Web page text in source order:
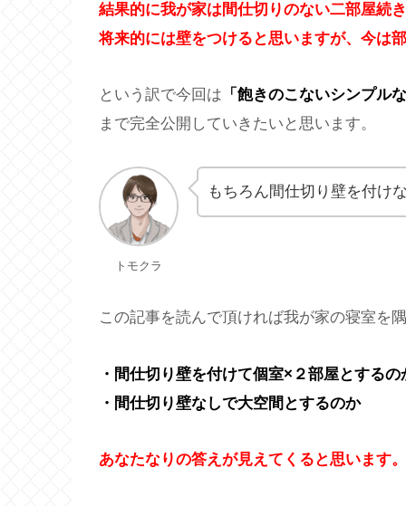
結果的に我が家は間仕切りのない二部屋続
将来的には壁をつけると思いますが、今は
という訳で今回は 「飽きのこないシンプル
まで完全公開していきたいと思います。
トモクラ
もちろん間仕切り壁を付け
この記事を読んで頂ければ我が家の寝室を
・間仕切り壁を付けて個室×２部屋とするの
・間仕切り壁なしで大空間とするのか
あなたなりの答えが見えてくると思います。